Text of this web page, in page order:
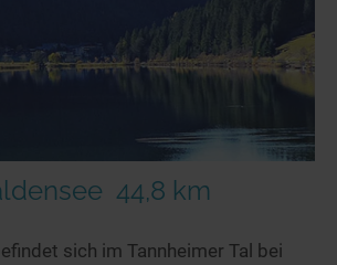
44,8 km
sich im Tannheimer Tal bei